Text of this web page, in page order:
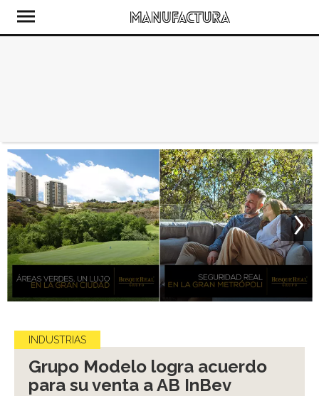
INDUSTRIAS
Grupo Modelo logra acuerdo
para su venta a AB InBev